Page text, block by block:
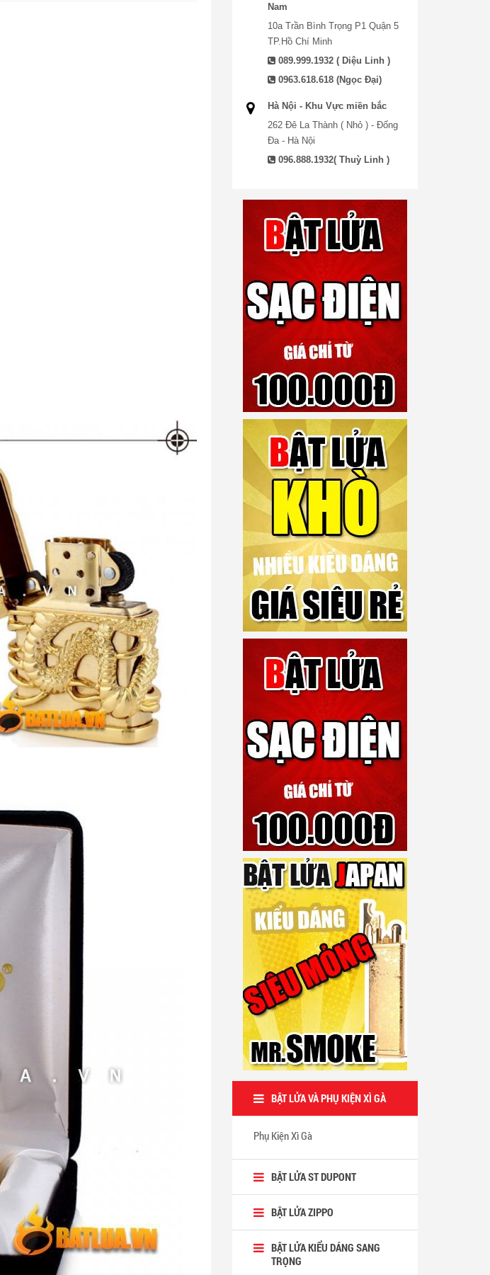
Nam
10a Trần Bình Trọng P1 Quận 5
TP.Hồ Chí Minh
089.999.1932 ( Diệu Linh )
0963.618.618 (Ngọc Đại)
Hà Nội - Khu Vực miền bắc
262 Đê La Thành ( Nhỏ ) - Đống
Đa - Hà Nội
096.888.1932( Thuỳ Linh )
BẬT LỬA VÀ PHỤ KIỆN XÌ GÀ
Phụ Kiện Xì Gà
BẬT LỬA ST DUPONT
BẬT LỬA ZIPPO
BẬT LỬA KIỂU DÁNG SANG
TRỌNG